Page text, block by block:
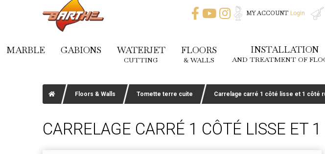
MY ACCOUNT Login
MARBLE GABIONS WATERJET
CUTTING
FLOORS
& WALLS
INSTALLATION
AND TREATMENT OF
Floors & Walls Tomette terre cuite Carrelage carré 1 côté lisse et 1 côté
CARRELAGE CARRÉ 1 CÔTÉ LISSE ET